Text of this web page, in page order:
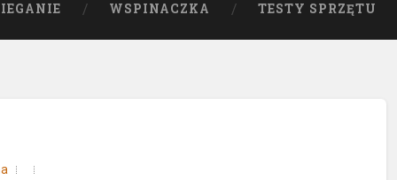
WSPINACZKA TESTY SPRZĘTU